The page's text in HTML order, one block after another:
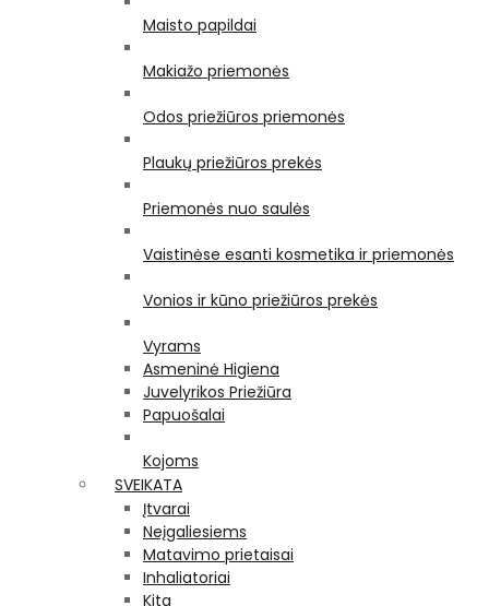
Maisto papildai
Makiažo priemonės
Odos priežiūros priemonės
Plaukų priežiūros prekės
Priemonės nuo saulės
Vaistinėse esanti kosmetika ir priemonės
Vonios ir kūno priežiūros prekės
Vyrams
Asmeninė Higiena
Juvelyrikos Priežiūra
Papuošalai
Kojoms
SVEIKATA
Įtvarai
Neįgaliesiems
Matavimo prietaisai
Inhaliatoriai
Kita